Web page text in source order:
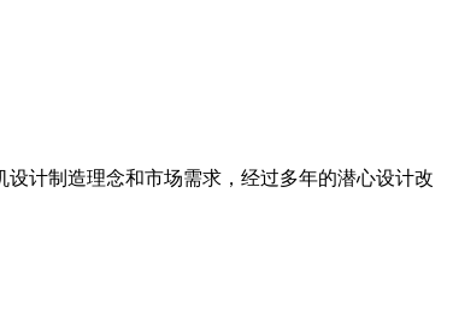
计制造理念和市场需求，经过多年的潜心设计改